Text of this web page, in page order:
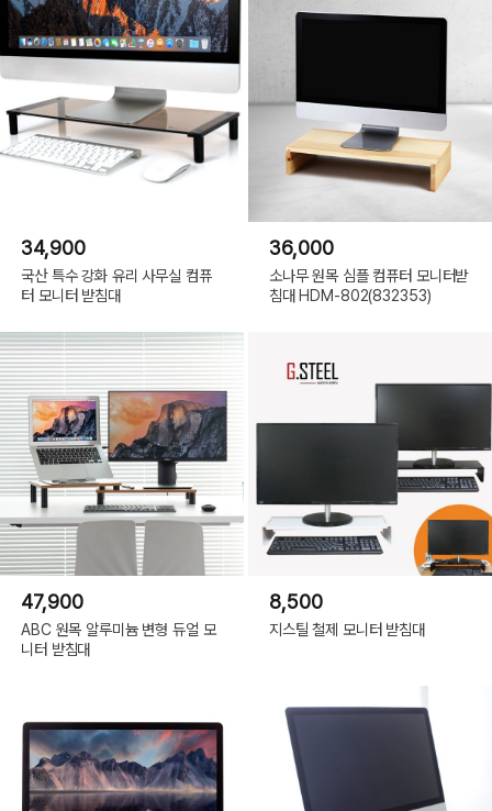
34,900
국산 특수 강화 유리 사무실 컴퓨
터 모니터 받침대
36,000
소나무 원목 심플 컴퓨터 모니터받
침대 HDM-802(832353)
47,900
ABC 원목 알루미늄 변형 듀얼 모
니터 받침대
8,500
지스틸 철제 모니터 받침대